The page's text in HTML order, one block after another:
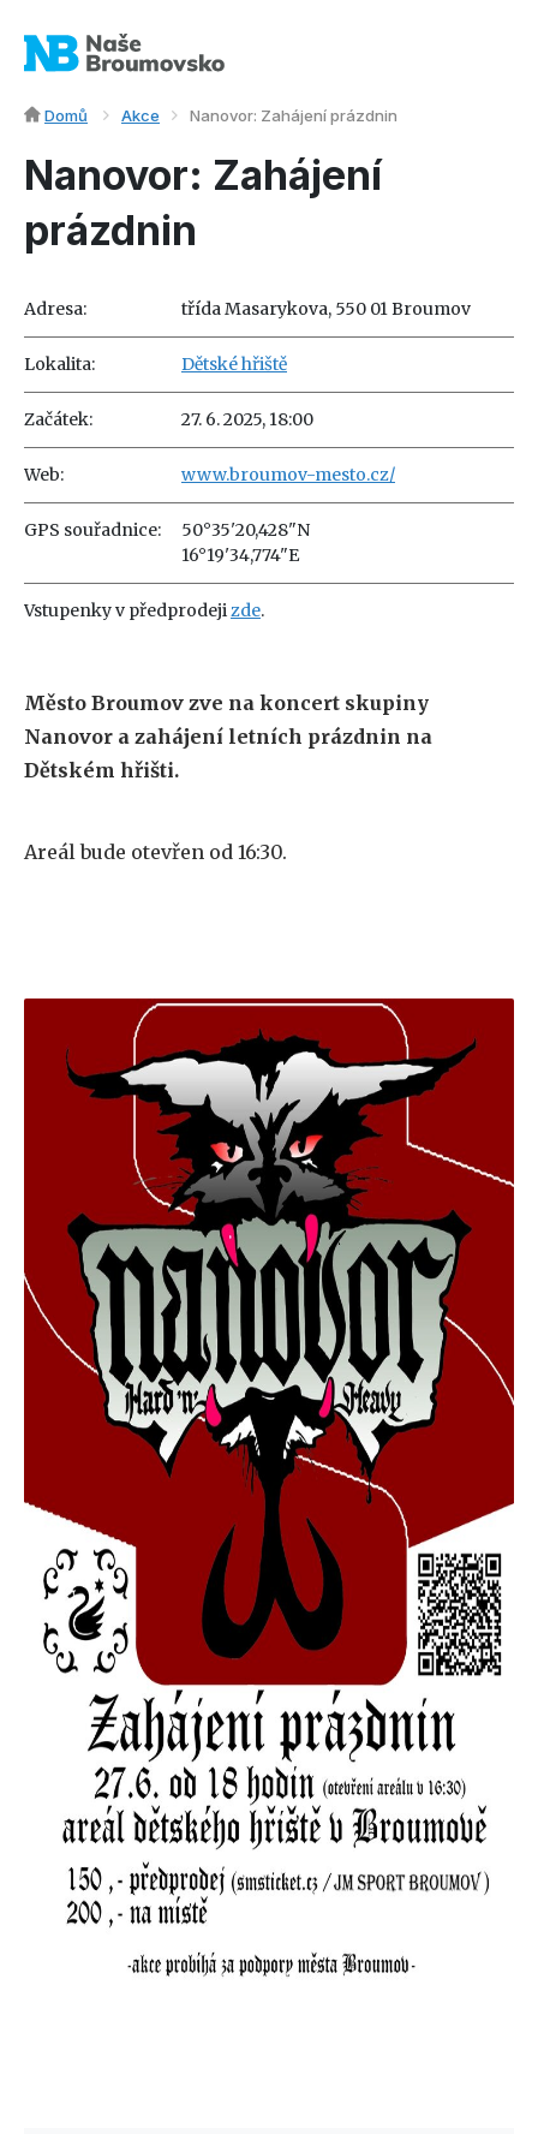
Domů Akce Nanovor: Zahájení prázdnin
Nanovor: Zahájení
prázdnin
Adresa: třída Masarykova, 550 01 Broumov
Lokalita: Dětské hřiště
Začátek: 27. 6. 2025, 18:00
Web: www.broumov-mesto.cz/
GPS souřadnice:
50°35'20,428"N
16°19'34,774"E
Vstupenky v předprodejizde.
Město Broumov zve na koncert skupiny
Nanovor a zahájení letních prázdnin na
Dětském hřišti.
Areál bude otevřen od 16:30.